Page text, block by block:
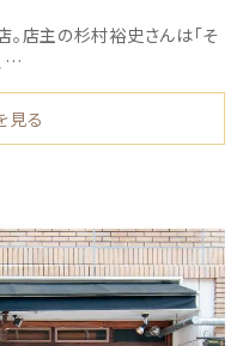
店主の杉村裕史さんは「そ
…
見る